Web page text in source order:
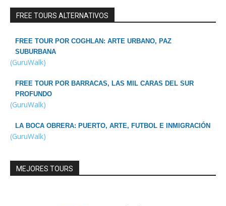
FREE TOURS ALTERNATIVOS
FREE TOUR POR COGHLAN: ARTE URBANO, PAZ
SUBURBANA
(GuruWalk)
FREE TOUR POR BARRACAS, LAS MIL CARAS DEL SUR
PROFUNDO
(GuruWalk)
LA BOCA OBRERA: PUERTO, ARTE, FUTBOL E INMIGRACIÓN
(GuruWalk)
MEJORES TOURS